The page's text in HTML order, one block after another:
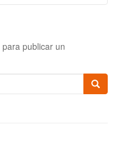
para publicar un